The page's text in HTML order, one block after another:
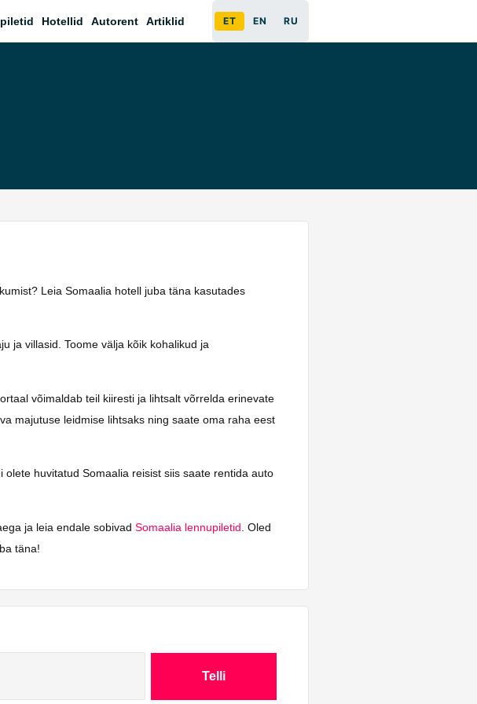
Hotellid Autorent Artiklid ET EN RU
Leia Somaalia hotell juba täna kasutades
ja villasid. Toome välja kõik kohalikud ja
võimaldab teil kiiresti ja lihtsalt võrrelda erinevate
majutuse leidmise lihtsaks ning saate oma raha eest
olete huvitatud Somaalia reisist siis saate rentida auto
ja leia endale sobivad Somaalia lennupiletid . Oled
täna!
Telli